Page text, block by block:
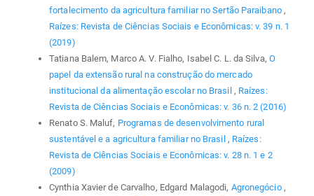
fortalecimento da agricultura familiar no Sertão Paraibano ,
Raízes: Revista de Ciências Sociais e Econômicas: v. 39 n. 1
(2019)
Tatiana Balem, Marco A. V. Fialho, Isabel C. L. da Silva, O
papel da extensão rural na construção do mercado
institucional da alimentação escolar no Brasil , Raízes:
Revista de Ciências Sociais e Econômicas: v. 36 n. 2 (2016)
Renato S. Maluf, Programas de desenvolvimento rural
sustentável e a agricultura familiar no Brasil , Raízes:
Revista de Ciências Sociais e Econômicas: v. 28 n. 1 e 2
(2009)
Cynthia Xavier de Carvalho, Edgard Malagodi, Agronegócio ,